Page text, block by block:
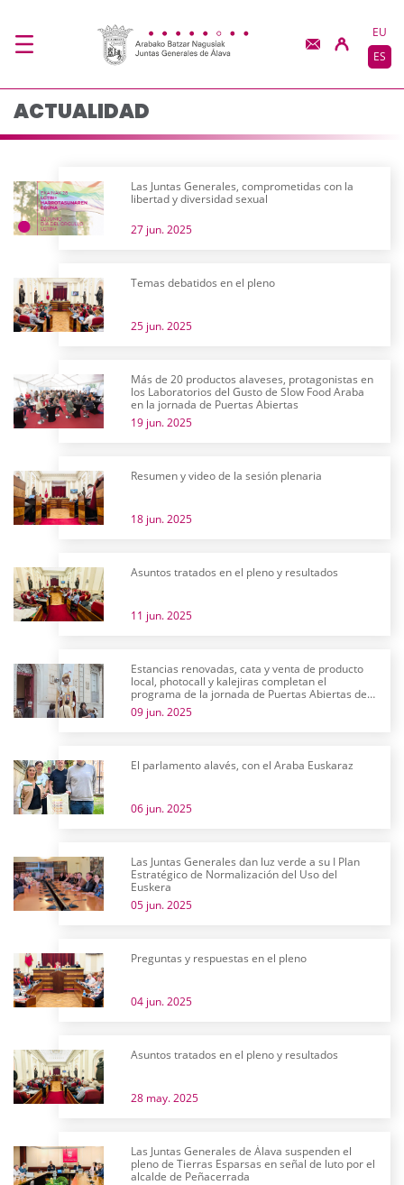
Actualidad - JJGG-
EU
ES
ACTUALIDAD
Las Juntas Generales, comprometidas con la
libertad y diversidad sexual
27 jun. 2025
Temas debatidos en el pleno
25 jun. 2025
Más de 20 productos alaveses, protagonistas en
los Laboratorios del Gusto de Slow Food Araba
en la jornada de Puertas Abiertas
19 jun. 2025
Resumen y video de la sesión plenaria
18 jun. 2025
Asuntos tratados en el pleno y resultados
11 jun. 2025
Estancias renovadas, cata y venta de producto
local, photocall y kalejiras completan el
programa de la jornada de Puertas Abiertas de
las Juntas Generales
09 jun. 2025
El parlamento alavés, con el Araba Euskaraz
06 jun. 2025
Las Juntas Generales dan luz verde a su I Plan
Estratégico de Normalización del Uso del
Euskera
05 jun. 2025
Preguntas y respuestas en el pleno
04 jun. 2025
Asuntos tratados en el pleno y resultados
28 may. 2025
Las Juntas Generales de Álava suspenden el
pleno de Tierras Esparsas en señal de luto por el
alcalde de Peñacerrada